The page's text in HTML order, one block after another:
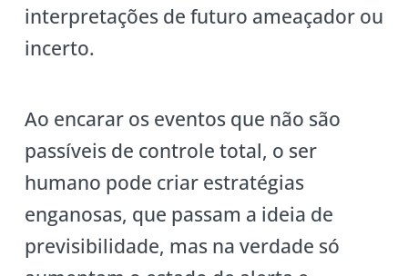
interpretações de futuro ameaçador ou
incerto.
Ao encarar os eventos que não são
passíveis de controle total, o ser
humano pode criar estratégias
enganosas, que passam a ideia de
previsibilidade, mas na verdade só